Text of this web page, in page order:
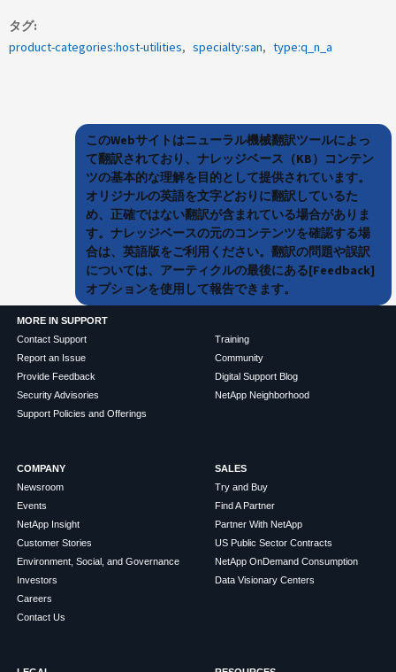
タグ
product-categories:host-utilities
specialty:san type:q_n_a
このWebサイトはニューラル機械翻訳ツールによっ
て翻訳されており、ナレッジベース（KB）コンテン
ツの基本的な理解を目的として提供されています。
オリジナルの英語を文字どおりに翻訳しているた
め、正確ではない翻訳が含まれている場合がありま
す。ナレッジベースの元のコンテンツを確認する場
合は、英語版をご利用ください。翻訳の問題や誤訳
については、アーティクルの最後にある[Feedback]
オプションを使用して報告できます。
MORE IN SUPPORT
Contact Support
Report an Issue
Provide Feedback
Security Advisories
Support Policies and Offerings
Training
Community
Digital Support Blog
NetApp Neighborhood
COMPANY
Newsroom
Events
NetApp Insight
Customer Stories
Environment, Social, and Governance
Investors
Careers
Contact Us
SALES
Try and Buy
Find A Partner
Partner With NetApp
US Public Sector Contracts
NetApp OnDemand Consumption
Data Visionary Centers